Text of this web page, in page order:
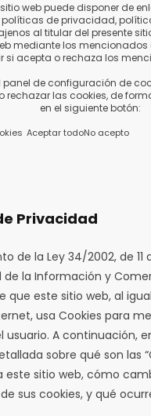
web puede disponer de
de privacidad,
al titular del presente
mediante los mencionados
si acepta o rechaza los
de configuración de
rechazar las cookies, de
en el siguiente botón:
Aceptar todoNo acepto
Privacidad
de la Ley 34/2002, de 11
de la Información y
que este sitio web, al
usa Cookies para
usuario. A continuación,
sobre qué son las
este sitio web, cómo
sus cookies, y qué